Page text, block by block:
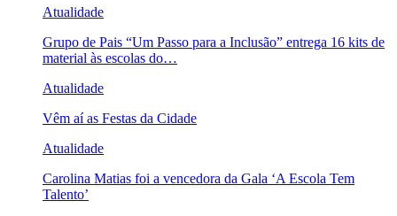
Atualidade
Grupo de Pais “Um Passo para a Inclusão” entrega 16 kits de
material às escolas do…
Atualidade
Vêm aí as Festas da Cidade
Atualidade
Carolina Matias foi a vencedora da Gala ‘A Escola Tem
Talento’